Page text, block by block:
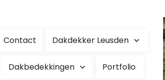
Contact Dakdekker Leusden
Dakbedekkingen Portfolio